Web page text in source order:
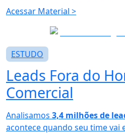
Acessar Material >
ESTUDO
Leads Fora do
Comercial
Analisamos 3,4 milhões de
acontece quando seu time vai